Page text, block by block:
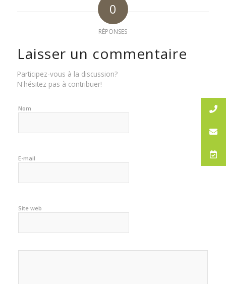
0
RÉPONSES
Laisser un commentaire
Participez-vous à la discussion?
N'hésitez pas à contribuer!
Nom
E-mail
Site web